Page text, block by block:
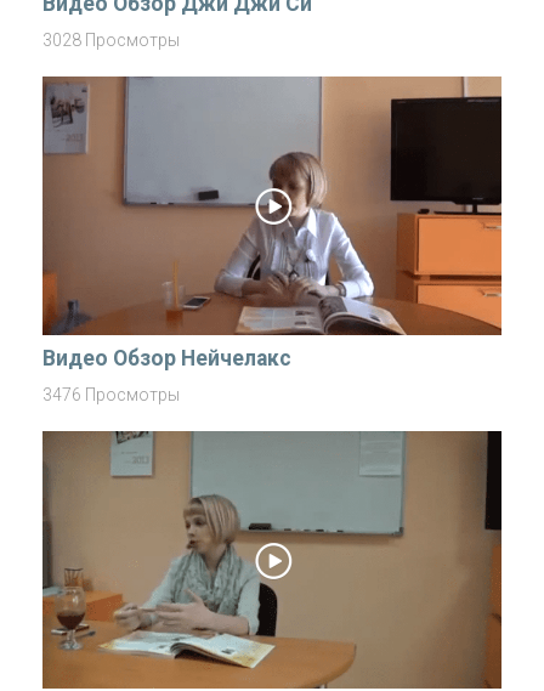
3028 Просмотры
Видео Обзор Нейчелакс
3476 Просмотры